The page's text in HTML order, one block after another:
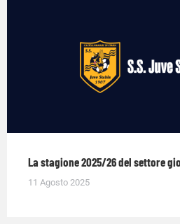
La stagione 2025/26 del settore
11 Agosto 2025